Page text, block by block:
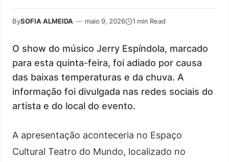
BySOFIA ALMEIDA — maio 9, 2026 1 min Read
O show do músico Jerry Espíndola, marcado
para esta quinta-feira, foi adiado por causa
das baixas temperaturas e da chuva. A
informação foi divulgada nas redes sociais do
artista e do local do evento.
A apresentação aconteceria no Espaço
Cultural Teatro do Mundo, localizado no